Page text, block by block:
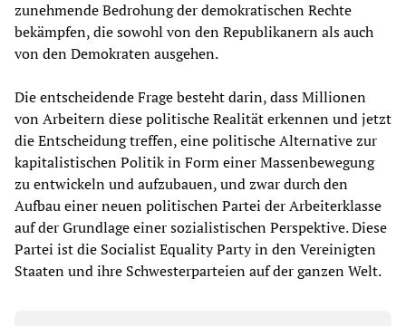
zunehmende Bedrohung der demokratischen Rechte
bekämpfen, die sowohl von den Republikanern als auch
von den Demokraten ausgehen.
Die entscheidende Frage besteht darin, dass Millionen
von Arbeitern diese politische Realität erkennen und jetzt
die Entscheidung treffen, eine politische Alternative zur
kapitalistischen Politik in Form einer Massenbewegung
zu entwickeln und aufzubauen, und zwar durch den
Aufbau einer neuen politischen Partei der Arbeiterklasse
auf der Grundlage einer sozialistischen Perspektive. Diese
Partei ist die Socialist Equality Party in den Vereinigten
Staaten und ihre Schwesterparteien auf der ganzen Welt.